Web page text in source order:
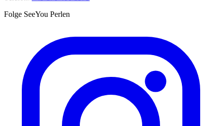
Folge SeeYou Perlen